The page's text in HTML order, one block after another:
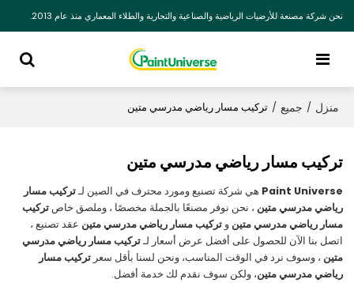
نحن شركة مصنعة للأرضيات الرياضية والصناعية والتجارية والطلاء المعماري منذ عام 2013.
منزل / جميع / تركيب مسار رياضي مدرسي متين
تركيب مسار رياضي مدرسي متين
Paint Universe هي شركة تصنيع ومورد محترف في الصين لـتركيب مسار
رياضي مدرسي متين ، نحن نوفر مصنعًا بالجملة مخصصًا ، وملصق خاصتركيب
مسار رياضي مدرسي متين وتركيب مسار رياضي مدرسي متين عقد تصنيع ،
اتصل بنا الآن للحصول على أفضل عرض أسعار لـتركيب مسار رياضي مدرسي
متين ، وسوف نرد في الوقت المناسب، ونحن لسنا بأقل سعرتركيب مسار
رياضي مدرسي متين، ولكن سوف نقدم لك خدمة أفضل.